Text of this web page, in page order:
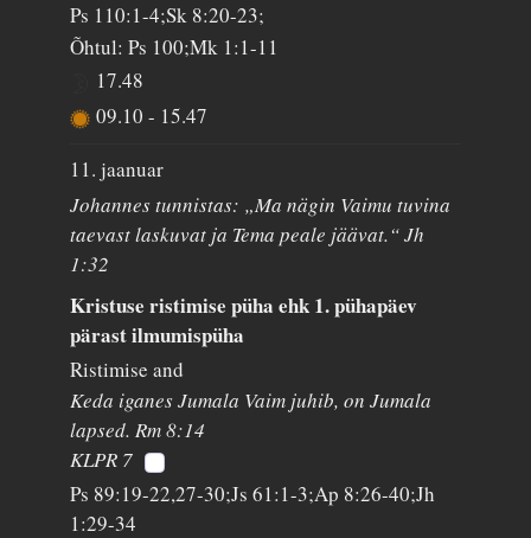
Ps 110:1-4;Sk 8:20-23;
Õhtul: Ps 100;Mk 1:1-11
17.48
09.10- 15.47
11. jaanuar
Johannes tunnistas: „Ma nägin Vaimu tuvina
taevast laskuvat ja Tema peale jäävat.“ Jh
1:32
Kristuse ristimise püha ehk 1. pühapäev
pärast ilmumispüha
Ristimise and
Keda iganes Jumala Vaim juhib, on Jumala
lapsed. Rm 8:14
KLPR 7
Ps 89:19-22,27-30;Js 61:1-3;Ap 8:26-40;Jh
1:29-34